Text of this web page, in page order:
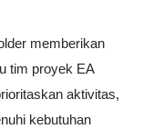
memberikan
tim proyek EA
aktivitas,
kebutuhan